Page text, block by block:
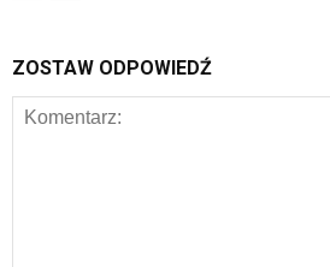
ZOSTAW ODPOWIEDŹ